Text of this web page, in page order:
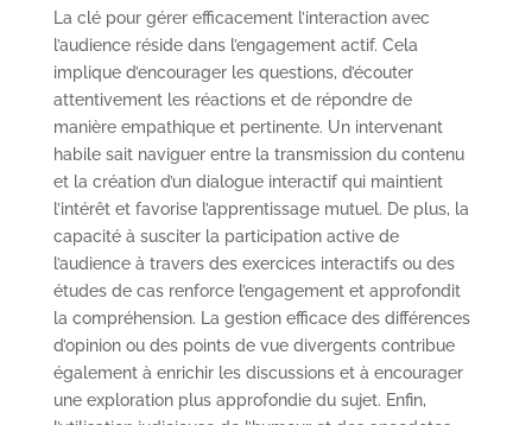
La clé pour gérer efficacement l’interaction avec
l’audience réside dans l’engagement actif. Cela
implique d’encourager les questions, d’écouter
attentivement les réactions et de répondre de
manière empathique et pertinente. Un intervenant
habile sait naviguer entre la transmission du contenu
et la création d’un dialogue interactif qui maintient
l’intérêt et favorise l’apprentissage mutuel. De plus, la
capacité à susciter la participation active de
l’audience à travers des exercices interactifs ou des
études de cas renforce l’engagement et approfondit
la compréhension. La gestion efficace des différences
d’opinion ou des points de vue divergents contribue
également à enrichir les discussions et à encourager
une exploration plus approfondie du sujet. Enfin,